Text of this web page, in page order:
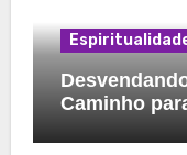
Caminho